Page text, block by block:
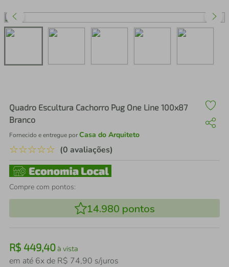
Quadro Escultura Cachorro Pug One Line 100x87
Branco
Fornecido e entregue porCasa do Arquiteto
☆☆☆☆☆ (0 avaliações)
Compre com pontos:
14.980 pontos
R$ 449,40à vista
em até 6x de R$ 74,90 s/juros
perfume